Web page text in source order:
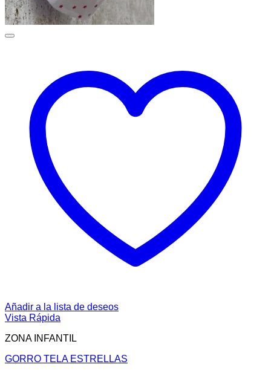
Añadir a la lista de deseos
Vista Rápida
ZONA INFANTIL
GORRO TELA ESTRELLAS